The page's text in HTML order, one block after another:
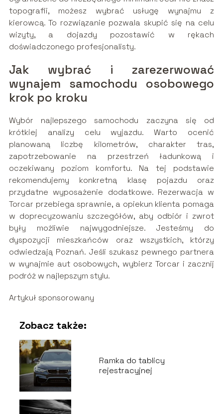
topografii, możesz wybrać usługę wynajmu z
kierowcą. To rozwiązanie pozwala skupić się na celu
wizyty, a dojazdy pozostawić w rękach
doświadczonego profesjonalisty.
Jak wybrać i zarezerwować
wynajem samochodu osobowego
krok po kroku
Wybór najlepszego samochodu zaczyna się od
krótkiej analizy celu wyjazdu. Warto ocenić
planowaną liczbę kilometrów, charakter tras,
zapotrzebowanie na przestrzeń ładunkową i
oczekiwany poziom komfortu. Na tej podstawie
rekomendujemy konkretną klasę pojazdu oraz
przydatne wyposażenie dodatkowe. Rezerwacja w
Torcar przebiega sprawnie, a opiekun klienta pomaga
w doprecyzowaniu szczegółów, aby odbiór i zwrot
były możliwie najwygodniejsze. Jesteśmy do
dyspozycji mieszkańców oraz wszystkich, którzy
odwiedzają Poznań. Jeśli szukasz pewnego partnera
w wynajmie aut osobowych, wybierz Torcar i zacznij
podróż w najlepszym stylu.
Artykuł sponsorowany
Zobacz także:
Ramka do tablicy
rejestracyjnej